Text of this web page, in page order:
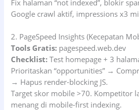
Fix halaman “not indexed”, blokir
Google crawl aktif, impressions x3
2. PageSpeed Insights (Kecepatan
Tools Gratis: pagespeed.web.dev
Checklist: Test homepage + 3
Prioritaskan “opportunities” →
→ Hapus render-blocking JS.
Target skor mobile >70. Kompetitor
menang di mobile-first indexing.